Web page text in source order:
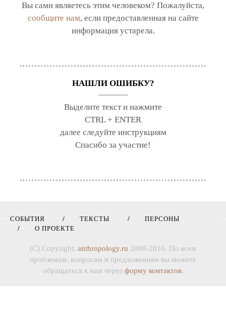
Вы сами являетесь этим человеком? Пожалуйста,
сообщите нам, если предоставленная на сайте
информация устарела.
НАШЛИ ОШИБКУ?
Выделите текст и нажмите
CTRL + ENTER
далее следуйте инструкциям
Спасибо за участие!
СОБЫТИЯ ТЕКСТЫ
ПЕРСОНЫ
О ПРОЕКТЕ
(C) Copyright, anthropology.ru 2000-2016. По всем
проблемам, вопросам и предложениям вы можете
обращаться к нам через форму контактов.